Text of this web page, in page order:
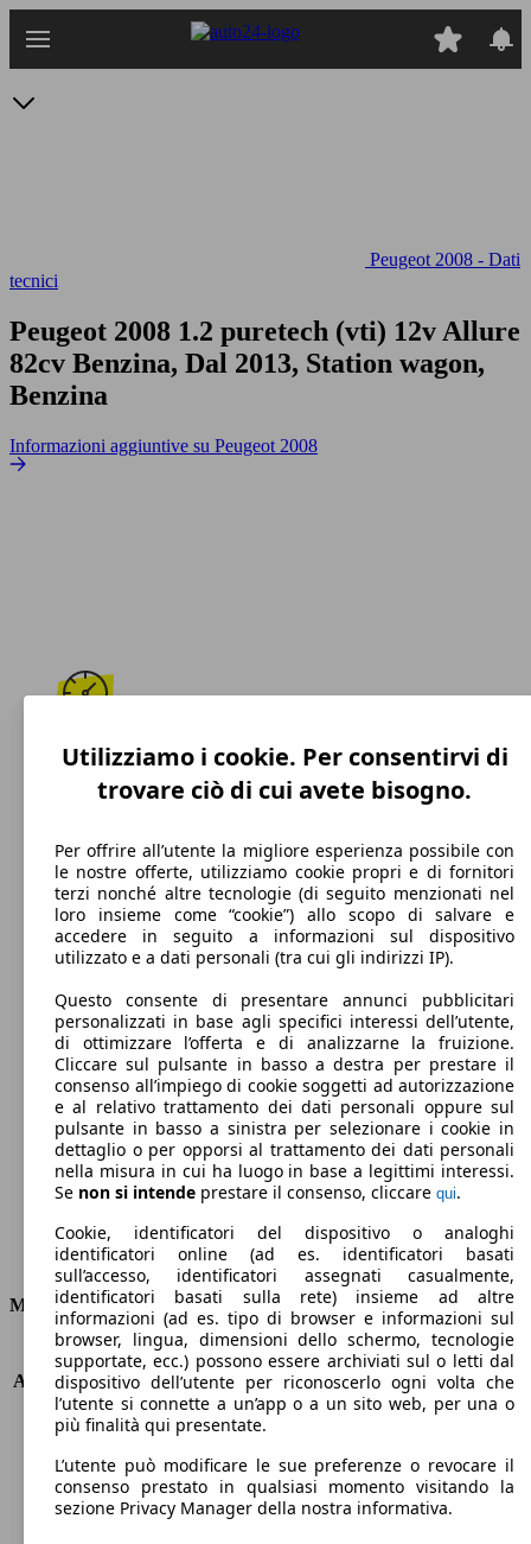
Peugeot 2008 - Dati
tecnici
Peugeot 2008 1.2 puretech (vti) 12v Allure
82cv Benzina, Dal 2013, Station wagon,
Benzina
Informazioni aggiuntive su Peugeot 2008
169 km/h
Velocità massima
Benzina
Carburante
114 g/km
Emissioni di CO2 (combinato)*
Consumi
Motore e Prestazioni
KW (PS)
60 kW (82 PS)
Accelerazione (0-100 km/h)
13.5s
Velocità massima (km/h)
169 km/h
Numero di marce
5
Coppia
118 nm
Cilindrata
1199 ccm
Carburante
Benzina
Utilizziamo i cookie. Per consentirvi di
trovare ciò di cui avete bisogno.
Per offrire all’utente la migliore esperienza possibile con
le nostre offerte, utilizziamo cookie propri e di fornitori
terzi nonché altre tecnologie (di seguito menzionati nel
loro insieme come “cookie”) allo scopo di salvare e
accedere in seguito a informazioni sul dispositivo
utilizzato e a dati personali (tra cui gli indirizzi IP).
Questo consente di presentare annunci pubblicitari
personalizzati in base agli specifici interessi dell’utente,
di ottimizzare l’offerta e di analizzarne la fruizione.
Cliccare sul pulsante in basso a destra per prestare il
consenso all’impiego di cookie soggetti ad autorizzazione
e al relativo trattamento dei dati personali oppure sul
pulsante in basso a sinistra per selezionare i cookie in
dettaglio o per opporsi al trattamento dei dati personali
nella misura in cui ha luogo in base a legittimi interessi.
Se non si intende prestare il consenso, cliccare qui.
Cookie, identificatori del dispositivo o analoghi
identificatori online (ad es. identificatori basati
sull’accesso, identificatori assegnati casualmente,
identificatori basati sulla rete) insieme ad altre
informazioni (ad es. tipo di browser e informazioni sul
browser, lingua, dimensioni dello schermo, tecnologie
supportate, ecc.) possono essere archiviati sul o letti dal
dispositivo dell’utente per riconoscerlo ogni volta che
l’utente si connette a un’app o a un sito web, per una o
più finalità qui presentate.
L’utente può modificare le sue preferenze o revocare il
consenso prestato in qualsiasi momento visitando la
sezione Privacy Manager della nostra informativa.